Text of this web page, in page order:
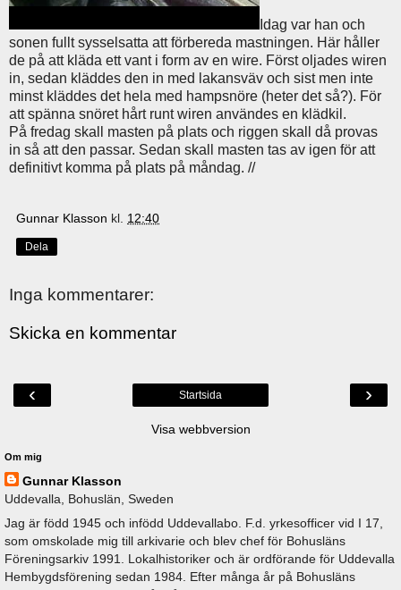
Idag var han och
sonen fullt sysselsatta att förbereda mastningen. Här håller
de på att kläda ett vant i form av en wire. Först oljades wiren
in, sedan kläddes den in med lakansväv och sist men inte
minst kläddes det hela med hampsnöre (heter det så?). För
att spänna snöret hårt runt wiren användes en klädkil.
På fredag skall masten på plats och riggen skall då provas
in så att den passar. Sedan skall masten tas av igen för att
definitivt komma på plats på måndag. //
Gunnar Klasson kl. 12:40
Dela
Inga kommentarer:
Skicka en kommentar
‹ ›
Startsida
Visa webbversion
Om mig
Gunnar Klasson
Uddevalla, Bohuslän, Sweden
Jag är född 1945 och infödd Uddevallabo. F.d. yrkesofficer vid I 17,
som omskolade mig till arkivarie och blev chef för Bohusläns
Föreningsarkiv 1991. Lokalhistoriker och är ordförande för Uddevalla
Hembygdsförening sedan 1984. Efter många år på Bohusläns